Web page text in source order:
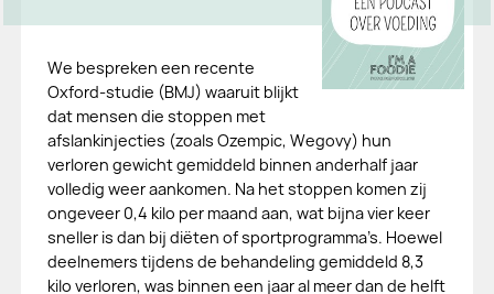
We bespreken een recente
Oxford-studie (BMJ) waaruit blijkt
dat mensen die stoppen met
afslankinjecties (zoals Ozempic, Wegovy) hun
verloren gewicht gemiddeld binnen anderhalf jaar
volledig weer aankomen. Na het stoppen komen zij
ongeveer 0,4 kilo per maand aan, wat bijna vier keer
sneller is dan bij diëten of sportprogramma’s. Hoewel
deelnemers tijdens de behandeling gemiddeld 8,3
kilo verloren, was binnen een jaar al meer dan de helft